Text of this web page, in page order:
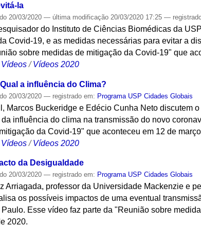
la
20/03/2020— última modificação 20/03/2020 17:25—
do Instituto de Ciências Biomédicas da
Covid-19, e as medidas necessárias para evitar a
sobre medidas de mitigação da Covid-19" que
Vídeos /Vídeos 2020
a influência do Clima?
20/03/2020— registrado em: Programa USP Cidades Globais
Marcos Buckeridge e Edécio Cunha Neto discutem
influência do clima na transmissão do novo
da Covid-19" que aconteceu em 12 de
Vídeos /Vídeos 2020
da Desigualdade
20/03/2020— registrado em: Programa USP Cidades Globais
Arriagada, professor da Universidade Mackenzie e
os possíveis impactos de uma eventual
Esse vídeo faz parte da "Reunião sobre
2020.